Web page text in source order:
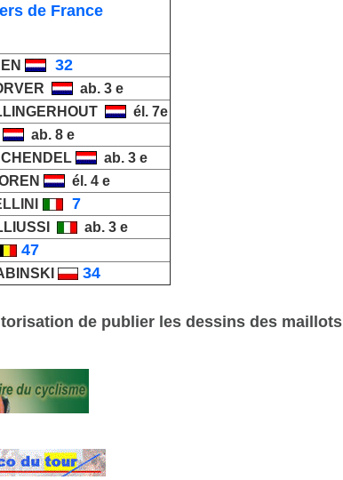
de France
32
ab. 3 e
él. 7e
ab. 8 e
ab. 3 e
él. 4 e
7
ab. 3 e
47
34
de publier les dessins des maillots